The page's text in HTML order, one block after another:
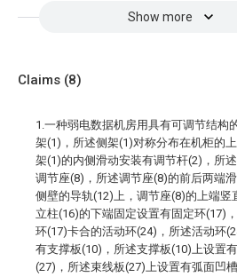
Show more
Claims (8)
1.一种弱电数据机房用具有可调节结构
架(1)，所述侧架(1)对称分布在机柜的
架(1)的内侧滑动安装有调节杆(2)，所
调节座(8)，所述调节座(8)的前后两端
侧壁的导轨(12)上，调节座(8)的上端竖
立柱(16)的下端固定设置有固定环(17)
环(17)卡合的活动环(24)，所述活动环
有支撑板(10)，所述支撑板(10)上设置
(27)，所述束线板(27)上设置有弧面凹